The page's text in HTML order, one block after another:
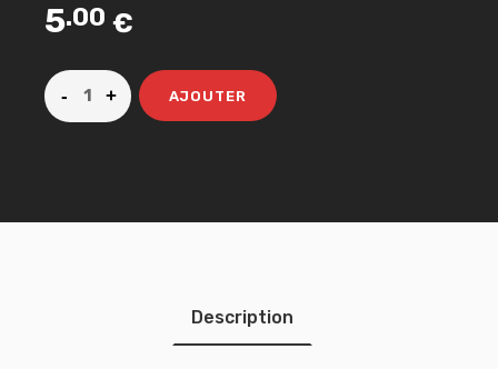
5.00 €
AJOUTER
Description